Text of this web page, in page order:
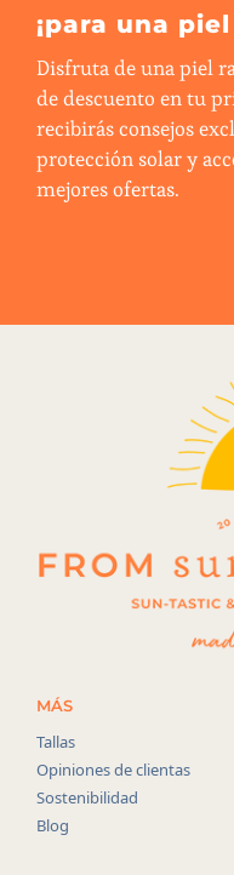
¡para una
Disfruta de una piel
de descuento en tu
recibirás consejos
protección solar y
mejores ofertas.
MÁS
Tallas
Opiniones de clientas
Sostenibilidad
Blog